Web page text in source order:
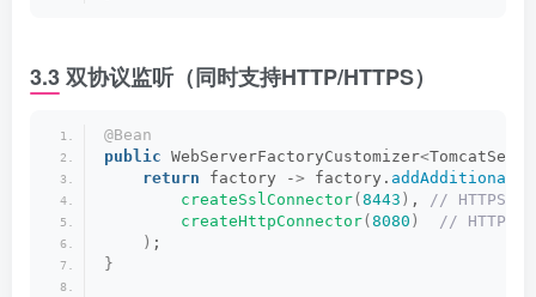
3.3 双协议监听（同时支持HTTP/HTTPS）
@Bean
public WebServerFactoryCustomizer<
return factory -> factory.
createSslConnector( 8443 ) ,
// HTTPS端口
createHttpConnector( 8080 )
// HTTP端口
) ;
}